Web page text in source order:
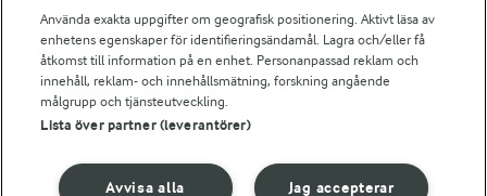
© 2026 Arla Foods
Använda exakta uppgifter om geografisk positionering. Aktivt läsa av
enhetens egenskaper för identifieringsändamål. Lagra och/eller få
åtkomst till information på en enhet. Personanpassad reklam och
innehåll, reklam- och innehållsmätning, forskning angående
målgrupp och tjänsteutveckling.
Lista över partner (leverantörer)
Jag accepterar
Avvisa alla